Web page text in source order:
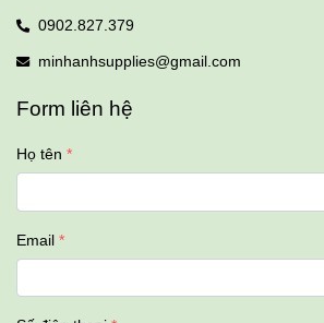
0902.827.379
minhanhsupplies@gmail.com
Form liên hệ
Họ tên
Email